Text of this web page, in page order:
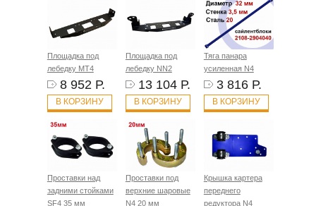
Площадка под
лебедку MT4
8 952 Р.
В КОРЗИНУ
Площадка под
лебедку NN2
13 104 Р.
В КОРЗИНУ
Тяга панара
усиленная N4
3 816 Р.
В КОРЗИНУ
Проставки над
задними стойками
SF4 35 мм
Проставки под
верхние шаровые
N4 20 мм
Крышка картера
переднего
редуктора N4